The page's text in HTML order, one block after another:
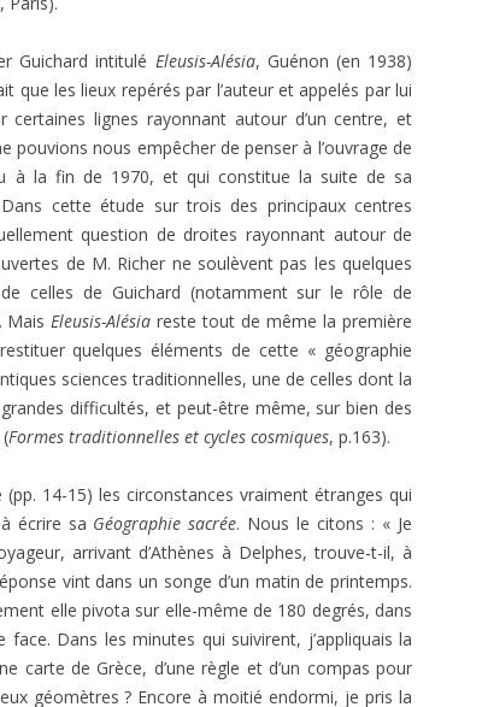
E.T. N° 421-422 SEPT- OCT-NOV-
DEC 1970 1ÈRE PARTIE
E.T. N° 418 MARS-AVRIL 1970
E.T. ANNEES 1968-1969
E.T. N° 416 NOVEMBRE –
DÉCEMBRE 1969- 2ÈME PARTIE
E.T. N° 416 NOVEMBRE –
DÉCEMBRE 1969- 1ÈRE PARTIE
E.T. N° 415 SEPTEMBRE-OCTOBRE
E.T. N° 414 JUILLET-AOÛT 1969
E.T. N° 412-413 MARS-AVRIL ET
MAI-JUIN 1969
E.T. N° 411 JANVIER-FÉVRIER 1969
E.T. N° 409-410 SEPT. ET NOV.-
DÉC.1968
E.T. N° 406-407-408. MARS À
E.T. ANNEES 1966 – 1967
E.T. N° 404. NOVEMBRE-
DÉCEMBRE 1967
E.T. N°402-403 07-08 ET 09-10
E.T. N° 400. MARS-AVRIL 1967
E.T. N°396-397 : 07-08 ET 09-10
1966
E.T. N° 395 MAI-JUIN 1966
E.T. N° 394 MARS AVRIL 1966
E.T. N°304, DÉCEMBRE 1952
E.T. N° 303, OCTOBRE-NOVEMBRE
1952
E.T. N° 299, AVRIL-MAI 1952
E.T. N° 298, MARS 1952
E. T. N 297, JANV.-FÉV. 1952
E. T. Nº 296, DÉC. 1951
E. T. Nº 292, JUIN 1951
SAKUTEI-KI, OU LE LIVRE SECRET
DES JARDINS JAPONAIS
JACQUES PAUL, HISTOIRE
INTELLECTUELLE DE L’OCCIDENT
MÉDIÉVAL
JEAN RICHER, DELPHES, DÉLOS ET
CUMES
LAMBSPRINCK, LA PIERRE
PHILOSOPHALE
VERNANT ET VIDAL-NAQUET.
MYTHE ET TRAGÉDIE EN GRÈCE
PERNÉTY. LES FABLES
ÉGYPTIENNES DÉVOILÉES
ANDRÉ BILLY. STANISLAS DE
MAGISTER. MANUAL DEL
APRENDIZ.
ET
Guichard intitulé Eleusis-Alésia, Guénon (en 1938)
que les lieux repérés par l’auteur et appelés par lui
lignes rayonnant autour d’un centre, et
pouvions nous empêcher de penser à l’ouvrage de
à la fin de 1970, et qui constitue la suite de sa
cette étude sur trois des principaux centres
question de droites rayonnant autour de
de M. Richer ne soulèvent pas les quelques
celles de Guichard (notamment sur le rôle de
MaisEleusis-Alésia reste tout de même la première
quelques éléments de cette « géographie
sciences traditionnelles, une de celles dont la
difficultés, et peut-être même, sur bien des
Formes traditionnelles et cycles cosmiques, p.163).
(pp. 14-15) les circonstances vraiment étranges qui
écrire sa Géographie sacrée. Nous le citons : « Je
arrivant d’Athènes à Delphes, trouve-t-il, à
vint dans un songe d’un matin de printemps.
elle pivota sur elle-même de 180 degrés, dans
Dans les minutes qui suivirent, j’appliquais la
carte de Grèce, d’une règle et d’un compas pour
géomètres ? Encore à moitié endormi, je pris la